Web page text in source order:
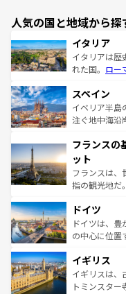
人気の国と地域から探
イタリア
イタリアは歴
れた国。 ロー
ろん、トスカ
景など、自然
ピザやパスタ
ませてくれる
なお、新着の
しい。
スペイン
イベリア半島
注ぐ地中海沿
文化が根付く
れる闘牛、そ
る。首都マド
アートに溢れ
せる。地方に
ンテンツ一覧
フランスの
ット
フランスは、
指の観光地だ
で、幅広い魅
聖堂、美し
から魅了する
いる。シャン
香り高いラベ
らに、パリ以
ドイツ
ドイツは、
の中心に位置
顔を持つこの
ルリンの文化
してライン川
イギリス
イギリスは、
トミンスター